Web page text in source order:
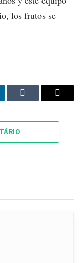
los frutos se
Tumblr Email